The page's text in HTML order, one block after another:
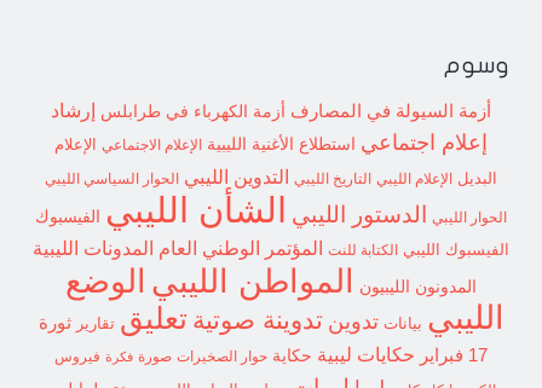
وسوم
أزمة السيولة في المصارف أزمة الكهرباء في طرابلس إرشاد
إعلام اجتماعي استطلاع الأغنية الليبية الإعلام الاجتماعي
الإعلام
البديل
الإعلام الليبي التاريخ الليبي التدوين الليبي الحوار السياسي الليبي
الحوار الليبي الدستور الليبي الشأن الليبي الفيسبوك
الفيسبوك الليبي الكتابة للنت المؤتمر الوطني العام المدونات الليبية
المدونون الليبيون المواطن الليبي الوضع
الليبي بيانات تدوين تدوينة صوتية تعليق تقارير
ثورة
17 فبراير
حكايات ليبية حكاية حوار الصخيرات صورة فكرة فيروس